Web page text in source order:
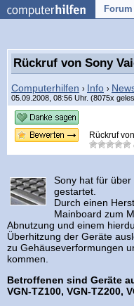
Forum
Rückruf von Sony
Computerhilfen › Info ›
05.09.2008, 08:56 Uhr. (8075x
Rückruf
Sony hat für
gestartet.
Durch einen
Mainboard zum
Abnutzung und einem
Überhitzung der Geräte
zu Gehäuseverformungen
kommen.
Betroffenen sind Geräte
VGN-TZ100, VGN-TZ200,